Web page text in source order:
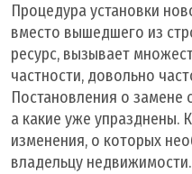
Процедура установки
вместо вышедшего из
ресурс, вызывает
частности, довольно
Постановления о замене
а какие уже упразднены.
изменения, о которых
владельцу недвижимости.